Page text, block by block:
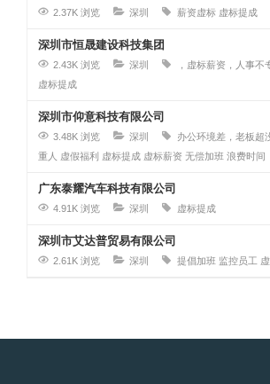
2.37K 浏览 深圳 薪资虚标 虚标提成
深圳市恒晟建设科技集团
2.43K 浏览 深圳 ，虚标薪资，人事不
虚标提成
深圳市仰意科技有限公司
3.48K 浏览 深圳
办公环境差，老板超
重人 虚假福利 虚标提成 虚标薪资 无偿加班 浪费时间
广东泰耀汽车科技有限公司
4.91K 浏览 深圳 虚标提成
深圳市艾达普贸易有限公司
2.61K 浏览 深圳 提倡加班 监控员工